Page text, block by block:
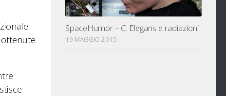
ottenute
SpaceHumor – C. Elegans e radiazioni
19 MAGGIO 2015